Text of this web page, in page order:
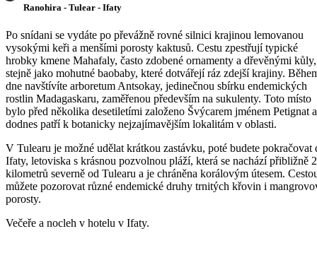
Ranohira - Tulear - Ifaty
Po snídani se vydáte po převážně rovné silnici krajinou lemovanou
vysokými keři a menšími porosty kaktusů. Cestu zpestřují typické
hrobky kmene Mahafaly, často zdobené ornamenty a dřevěnými kůly,
stejně jako mohutné baobaby, které dotvářejí ráz zdejší krajiny.
dne navštívíte arboretum Antsokay, jedinečnou sbírku endemických
rostlin Madagaskaru, zaměřenou především na sukulenty. Toto místo
bylo před několika desetiletími založeno Švýcarem jménem Petignat a
dodnes patří k botanicky nejzajímavějším lokalitám v oblasti.
V Tulearu je možné udělat krátkou zastávku, poté budete pokračovat
Ifaty, letoviska s krásnou pozvolnou pláží, která se nachází přibližně
kilometrů severně od Tulearu a je chráněna korálovým útesem.
můžete pozorovat různé endemické druhy trnitých křovin i
porosty.
Večeře a nocleh v hotelu v Ifaty.